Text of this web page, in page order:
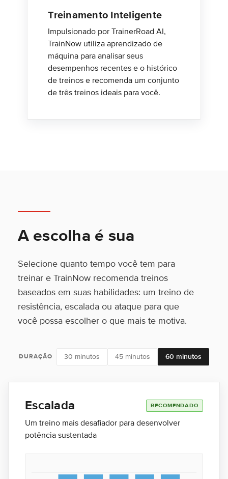
Treinamento Inteligente
Impulsionado por TrainerRoad AI,
TrainNow utiliza aprendizado de
máquina para analisar seus
desempenhos recentes e o histórico
de treinos e recomenda um conjunto
de três treinos ideais para você.
A escolha é sua
Selecione quanto tempo você tem para
treinar e TrainNow recomenda treinos
baseados em suas habilidades: um treino de
resistência, escalada ou ataque para que
você possa escolher o que mais te motiva.
DURAÇÃO 30 minutos 45 minutos 60 minutos
Escalada RECOMENDADO
Um treino mais desafiador para desenvolver
potência sustentada